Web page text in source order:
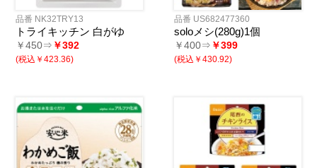
品番 NK32TRY13
トライキッチン 白がゆ
￥450⇒ ￥392
(税込￥423.36)
品番 US682477360
soloメシ(280g)1個
￥400⇒ ￥399
(税込￥430.92)